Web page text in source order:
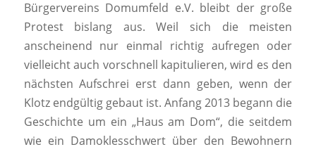
Bürgervereins Domumfeld e.V. bleibt der große
Protest bislang aus. Weil sich die meisten
anscheinend nur einmal richtig aufregen oder
vielleicht auch vorschnell kapitulieren, wird es den
nächsten Aufschrei erst dann geben, wenn der
Klotz endgültig gebaut ist. Anfang 2013 begann die
Geschichte um ein „Haus am Dom“, die seitdem
wie ein Damoklesschwert über den Bewohnern